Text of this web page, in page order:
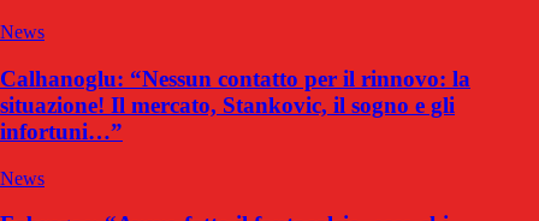
News
Calhanoglu: “Nessun contatto per il rinnovo: la
situazione! Il mercato, Stankovic, il sogno e gli
infortuni…”
News